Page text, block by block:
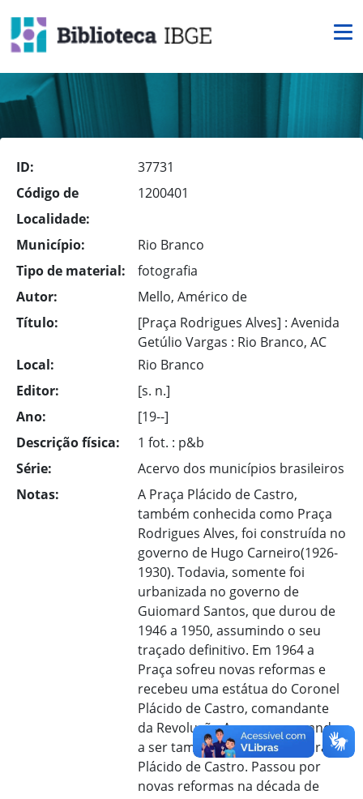
ID:
37731
Código de
Localidade:
1200401
Município:
Rio Branco
Tipo de material:
fotografia
Autor:
Mello, Américo de
Título:
[Praça Rodrigues Alves] : Avenida
Getúlio Vargas : Rio Branco, AC
Local:
Rio Branco
Editor:
[s. n.]
Ano:
[19--]
Descrição física:
1 fot. : p&b
Série:
Acervo dos municípios brasileiros
Notas:
A Praça Plácido de Castro,
também conhecida como Praça
Rodrigues Alves, foi construída no
governo de Hugo Carneiro(1926-
1930). Todavia, somente foi
urbanizada no governo de
Guiomard Santos, que durou de
1946 a 1950, assumindo o seu
traçado definitivo. Em 1964 a
Praça sofreu novas reformas e
recebeu uma estátua do Coronel
Plácido de Castro, comandante
da Revolução Acreana, passando
a ser também denominada Praça
Plácido de Castro. Passou por
novas reformas na década de